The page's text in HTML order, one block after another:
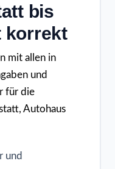
bis
korrekt
mit allen in
und
für die
Autohaus
und